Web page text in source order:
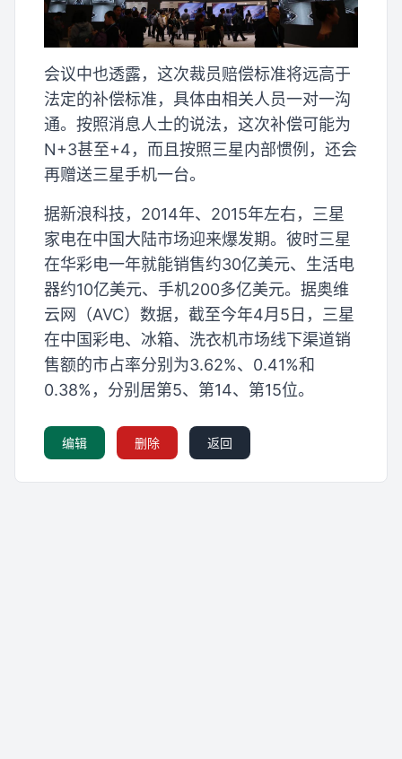
会议中也透露，这次裁员赔偿标准将远高于
法定的补偿标准，具体由相关人员一对一沟
通。按照消息人士的说法，这次补偿可能为
N+3甚至+4，而且按照三星内部惯例，还会
再赠送三星手机一台。
据新浪科技，2014年、2015年左右，三星
家电在中国大陆市场迎来爆发期。彼时三星
在华彩电一年就能销售约30亿美元、生活电
器约10亿美元、手机200多亿美元。据奥维
云网（AVC）数据，截至今年4月5日，三星
在中国彩电、冰箱、洗衣机市场线下渠道销
售额的市占率分别为3.62%、0.41%和
0.38%，分别居第5、第14、第15位。
编辑 删除 返回